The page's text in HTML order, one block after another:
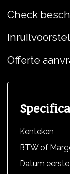
Check
Offerte
Kenteken
BTW of
Datum